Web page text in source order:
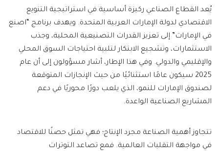
يُعد القطاع الصناعي ركيزة أساسية في استراتيجية التنويع
الاقتصادي لدولة الإمارات العربية المتحدة. ويهدف برنامج “اصنع
في الإمارات” إلى تعزيز القدرات التصنيعية المحلية، وجذب
الاستثمارات، وتشجيع الابتكار لتلبية احتياجات السوق المحلي
والإقليمي والدولي. وفي هذا الإطار، أشار مسؤولون إلى أن عام
2025 سيكون عامًا استثنائيًا من حيث الإنجازات المتوقعة
لصندوق الإمارات للنمو، الذي يلعب دورًا محوريًا في دعم
المشاريع الصناعية الواعدة.
تتجاوز أهمية الصناعة مجرد الإنتاج؛ فهي تمثل حصنًا للاقتصاد
في مواجهة التقلبات العالمية. فمع تصاعد التوترات